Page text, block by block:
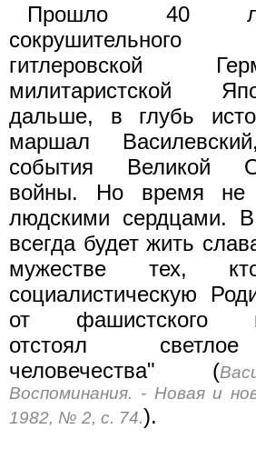
Прошло 40
гитлеровской
милитаристской
дальше, в глубь
маршал
события Великой
войны. Но время не
людскими сердцами.
всегда будет жить
мужестве тех,
социалистическую
от фашистского
отстоял
человечества" (
Воспоминания. - Новая и
1982, № 2, с. 74.).